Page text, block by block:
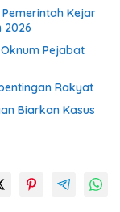
Pemerintah Kejar
2026
Pejabat
Rakyat
Biarkan Kasus